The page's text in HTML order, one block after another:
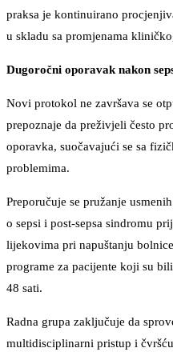
praksa je kontinuirano
u skladu sa promjenama
Dugoročni oporavak nakon
Novi protokol ne završava se
prepoznaje da preživjeli često
oporavka, suočavajući se sa
problemima.
Preporučuje se pružanje
o sepsi i post-sepsa sindromu
lijekovima pri napuštanju
programe za pacijente koji su
48 sati.
Radna grupa zaključuje da
multidisciplinarni pristup i